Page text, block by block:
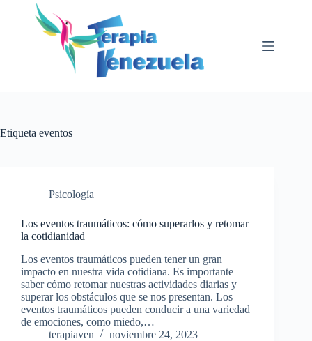
contenido
Etiqueta eventos
Psicología
Los eventos traumáticos: cómo superarlos y retomar
la cotidianidad
Los eventos traumáticos pueden tener un gran
impacto en nuestra vida cotidiana. Es importante
saber cómo retomar nuestras actividades diarias y
superar los obstáculos que se nos presentan. Los
eventos traumáticos pueden conducir a una variedad
de emociones, como miedo,…
terapiaven
noviembre 24, 2023